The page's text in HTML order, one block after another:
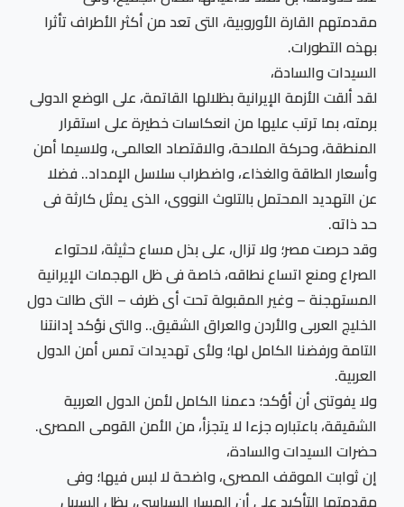
مقدمتهم القارة الأوروبية، التى تعد من أكثر الأطراف تأثرا
بهذه التطورات.
السيدات والسادة،
لقد ألقت الأزمة الإيرانية بظلالها القاتمة، على الوضع الدولى
برمته، بما ترتب عليها من انعكاسات خطيرة على استقرار
المنطقة، وحركة الملاحة، والاقتصاد العالمى، ولاسيما أمن
وأسعار الطاقة والغذاء، واضطراب سلاسل الإمداد.. فضلا
عن التهديد المحتمل بالتلوث النووى، الذى يمثل كارثة فى
حد ذاته.
وقد حرصت مصر؛ ولا تزال، على بذل مساع حثيثة، لاحتواء
الصراع ومنع اتساع نطاقه، خاصة فى ظل الهجمات الإيرانية
المستهجنة – وغير المقبولة تحت أى ظرف – التى طالت دول
الخليج العربى والأردن والعراق الشقيق.. والتى نؤكد إدانتنا
التامة ورفضنا الكامل لها؛ ولأى تهديدات تمس أمن الدول
العربية.
ولا يفوتنى أن أؤكد؛ دعمنا الكامل لأمن الدول العربية
الشقيقة، باعتباره جزءا لا يتجزأ، من الأمن القومى المصرى.
حضرات السيدات والسادة،
إن ثوابت الموقف المصرى، واضحة لا لبس فيها؛ وفى
مقدمتها التأكيد على أن المسار السياسى، يظل السبيل